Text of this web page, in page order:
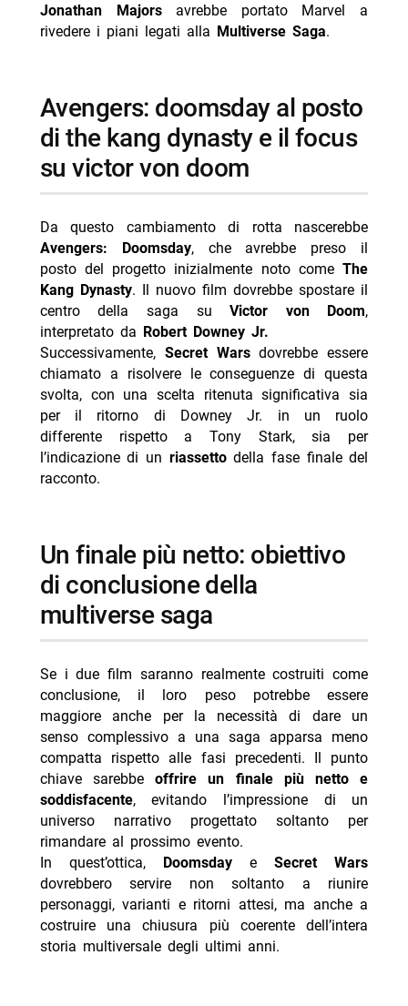
Jonathan Majorsavrebbe portato Marvel a
rivedere i piani legati alla Multiverse Saga.
avengers: doomsday al posto
di the kang dynasty e il focus
su victor von doom
Da questo cambiamento di rotta nascerebbe
Avengers: Doomsday, che avrebbe preso il
posto del progetto inizialmente noto comeThe
Kang Dynasty. Il nuovo film dovrebbe spostare il
centro della saga suVictor von Doom,
interpretato da Robert Downey Jr.
Successivamente, Secret Warsdovrebbe essere
chiamato a risolvere le conseguenze di questa
svolta, con una scelta ritenuta significativa sia
per il ritorno di Downey Jr. in un ruolo
differente rispetto a Tony Stark, sia per
l’indicazione di un riassettodella fase finale del
racconto.
un finale più netto: obiettivo
di conclusione della
multiverse saga
Se i due film saranno realmente costruiti come
conclusione, il loro peso potrebbe essere
maggiore anche per la necessità di dare un
senso complessivo a una saga apparsa meno
compatta rispetto alle fasi precedenti. Il punto
chiave sarebbeoffrire un finale più netto e
soddisfacente, evitando l’impressione di un
universo narrativo progettato soltanto per
rimandare al prossimo evento.
In quest’ottica, DoomsdayeSecret Wars
dovrebbero servire non soltanto a riunire
personaggi, varianti e ritorni attesi, ma anche a
costruire una chiusura più coerente dell’intera
storia multiversale degli ultimi anni.